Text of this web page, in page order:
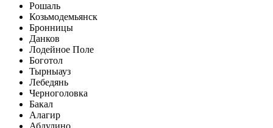
Рошаль
Козьмодемьянск
Бронницы
Данков
Лодейное Поле
Боготол
Тырныауз
Лебедянь
Черноголовка
Бакал
Алагир